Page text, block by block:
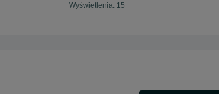
Wyświetlenia: 15